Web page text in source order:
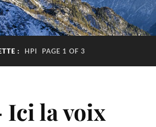
: HPI PAGE 1 OF 3
Ici la voix